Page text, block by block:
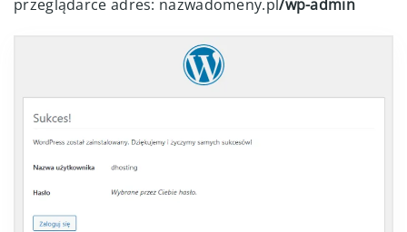
przeglądarce adres: nazwadomeny.pl/wp-admin